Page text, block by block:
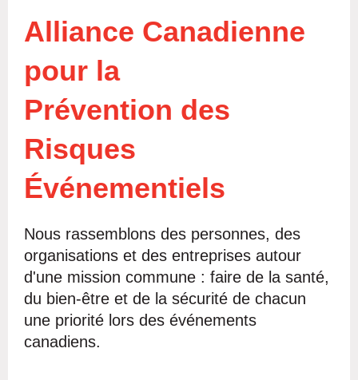
Alliance Canadienne
pour la
Prévention des
Risques
Événementiels
Nous rassemblons des personnes, des
organisations et des entreprises autour
d'une mission commune : faire de la santé,
du bien-être et de la sécurité de chacun
une priorité lors des événements
canadiens.